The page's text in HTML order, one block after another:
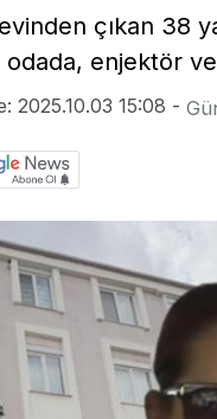
çıkan 38
odada, enjektör
2025.10.03 15:08 -